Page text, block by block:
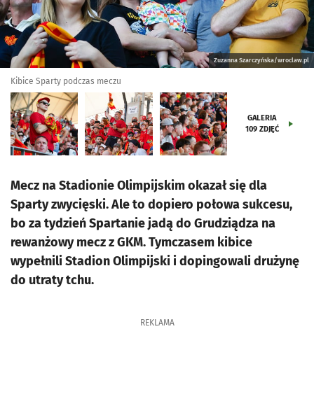
Zuzanna Szarczyńska/wroclaw.pl
Kibice Sparty podczas meczu
GALERIA
109 ZDJĘĆ
Mecz na Stadionie Olimpijskim okazał się dla
Sparty zwycięski. Ale to dopiero połowa sukcesu,
bo za tydzień Spartanie jadą do Grudziądza na
rewanżowy mecz z GKM. Tymczasem kibice
wypełnili Stadion Olimpijski i dopingowali drużynę
do utraty tchu.
REKLAMA